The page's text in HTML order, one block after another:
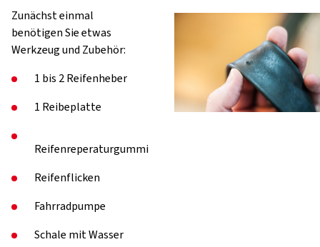
Zunächst einmal
benötigen Sie etwas
Werkzeug und Zubehör:
1 bis 2 Reifenheber
1 Reibeplatte
Reifenreperaturgummi
Reifenflicken
Fahrradpumpe
Schale mit Wasser